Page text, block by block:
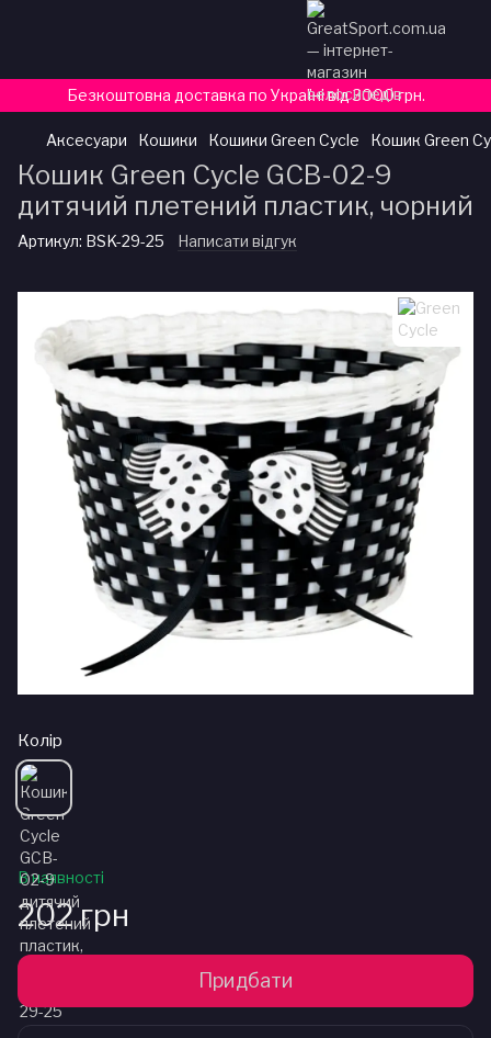
Безкоштовна доставка по Україні від 3000 грн.
Аксесуари Кошики Кошики Green Cycle Кошик Green
Кошик Green Cycle GCB-02-9
дитячий плетений пластик, чорний
Артикул: BSK-29-25 Написати відгук
Колір
В наявності
202 грн
Придбати